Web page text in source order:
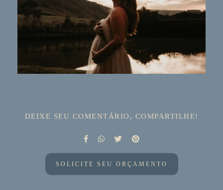
DEIXE SEU COMENTÁRIO, COMPARTILHE!
SOLICITE SEU ORÇAMENTO